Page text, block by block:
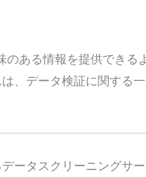
ある情報を提供できる
、データ検証に関する
ータスクリーニングサー